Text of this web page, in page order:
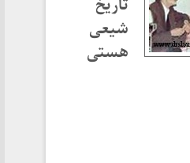
شیعی
هستی